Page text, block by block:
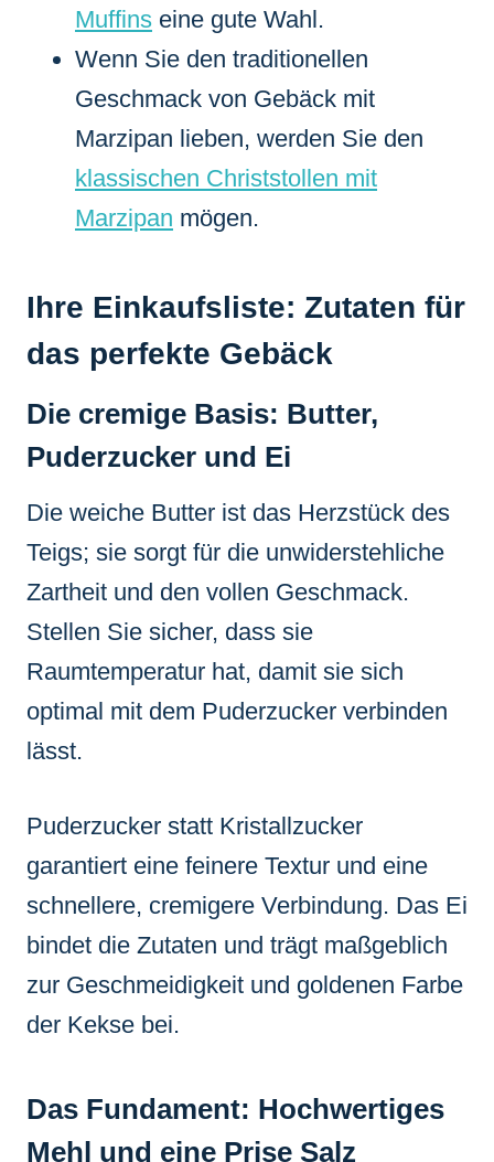
Muffins eine gute Wahl.
Wenn Sie den traditionellen
Geschmack von Gebäck mit
Marzipan lieben, werden Sie den
klassischen Christstollen mit
Marzipan mögen.
Ihre Einkaufsliste: Zutaten für
das perfekte Gebäck
Die cremige Basis: Butter,
Puderzucker und Ei
Die weiche Butter ist das Herzstück des
Teigs; sie sorgt für die unwiderstehliche
Zartheit und den vollen Geschmack.
Stellen Sie sicher, dass sie
Raumtemperatur hat, damit sie sich
optimal mit dem Puderzucker verbinden
lässt.
Puderzucker statt Kristallzucker
garantiert eine feinere Textur und eine
schnellere, cremigere Verbindung. Das Ei
bindet die Zutaten und trägt maßgeblich
zur Geschmeidigkeit und goldenen Farbe
der Kekse bei.
Das Fundament: Hochwertiges
Mehl und eine Prise Salz